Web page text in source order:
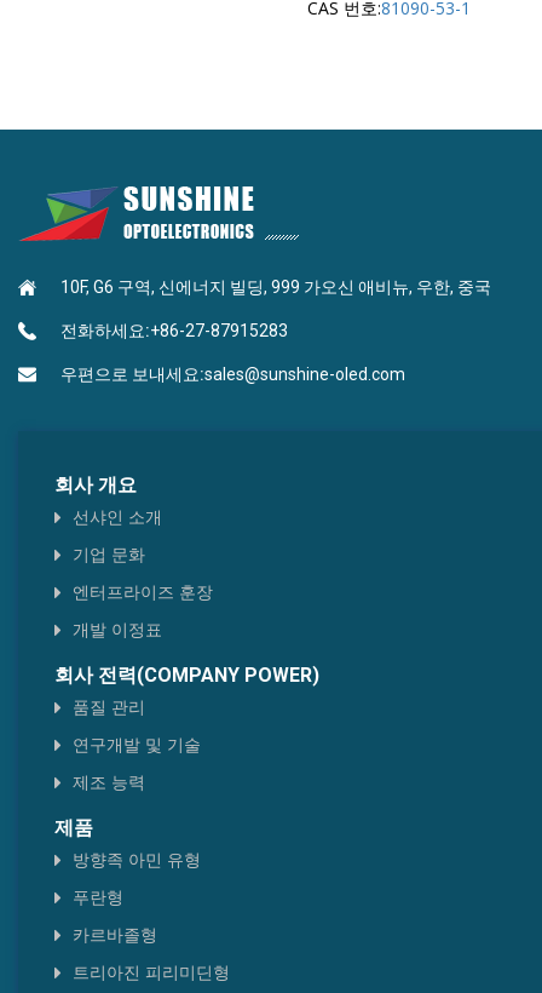
CAS 번호:81090-53-1
10F, G6 구역, 신에너지 빌딩, 999 가오신 애비뉴, 우한, 중국
전화하세요:+86-27-87915283
우편으로 보내세요:sales@sunshine-oled.com
회사 개요
선샤인 소개
기업 문화
엔터프라이즈 훈장
개발 이정표
회사 전력(COMPANY POWER)
품질 관리
연구개발 및 기술
제조 능력
제품
방향족 아민 유형
푸란형
카르바졸형
트리아진 피리미딘형